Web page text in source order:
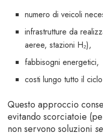
numero di veicoli
infrastrutture da
aeree, stazioni H₂),
fabbisogni energetici,
costi lungo tutto il
Questo approccio
evitando scorciatoie
non servono soluzioni